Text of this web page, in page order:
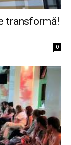
transformă!
0